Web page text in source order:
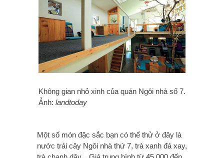
Không gian nhỏ xinh của quán Ngôi nhà số 7.
Ảnh: landtoday
Một số món đặc sắc bạn có thể thử ở đây là
nước trái cây Ngôi nhà thứ 7, trà xanh đá xay,